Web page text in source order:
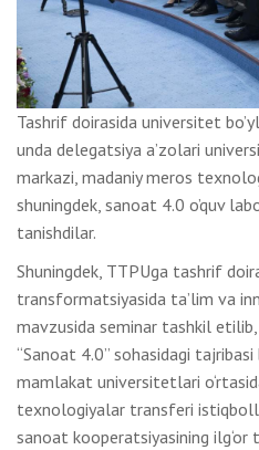
Tashrif doirasida universitet
unda delegatsiya a’zolari
markazi, madaniy meros
shuningdek, sanoat 4.0 o’quv
tanishdilar.
Shuningdek, TTPUga tashrif
transformatsiyasida taʼlim va
mavzusida seminar tashkil
“Sanoat 4.0” sohasidagi
mamlakat universitetlari
texnologiyalar transferi
sanoat kooperatsiyasining ilg‘or